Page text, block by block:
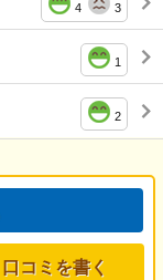
4 3
1
2
口コミを書く